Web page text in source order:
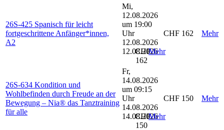
26S-425 Spanisch für leicht
fortgeschrittene Anfänger*innen,
A2
Mi,
12.08.2026
um 19:00
Uhr
12.08.2026
12.08.2026
CHF
162
Mehr
CHF 162 Mehr
26S-634 Kondition und
Wohlbefinden durch Freude an der
Bewegung – Nia® das Tanztraining
für alle
Fr,
14.08.2026
um 09:15
Uhr
14.08.2026
14.08.2026
CHF
150
Mehr
CHF 150 Mehr